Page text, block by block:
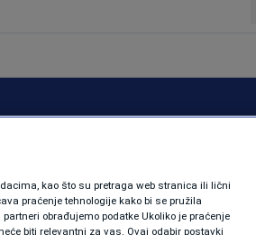
kao što su pretraga web stranica ili lični
praćenje tehnologije kako bi se pružila
obrađujemo podatke Ukoliko je praćenje
biti relevantni za vas. Ovaj odabir postavki